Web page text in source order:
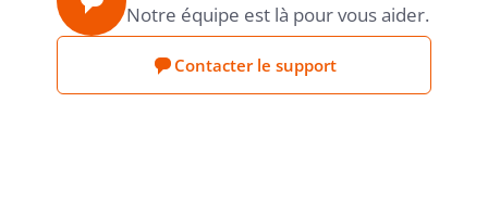
Notre équipe est là pour vous aider.
Contacter le support